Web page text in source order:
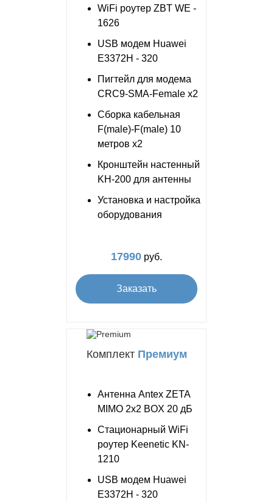
WiFi роутер ZBT WE -
1626
USB модем Huawei
E3372H - 320
Пигтейл для модема
CRC9-SMA-Female x2
Сборка кабельная
F(male)-F(male) 10
метров x2
Кронштейн настенный
KH-200 для антенны
Установка и настройка
оборудования
17990 руб.
Заказать
Комплект Премиум
Антенна Antex ZETA
MIMO 2x2 BOX 20 дБ
Стационарный WiFi
роутер Keenetic KN-
1210
USB модем Huawei
E3372H - 320